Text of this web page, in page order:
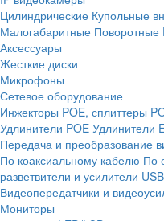
Цилиндрические Купольные
Малогабаритные Поворотные
Аксессуары
Жесткие диски
Микрофоны
Сетевое оборудование
Инжекторы POE, сплиттеры
Удлинители POE Удлинители
Передача и преобразование
По коаксиальному кабелю По
разветвители и усилители
Видеопередатчики и
Мониторы